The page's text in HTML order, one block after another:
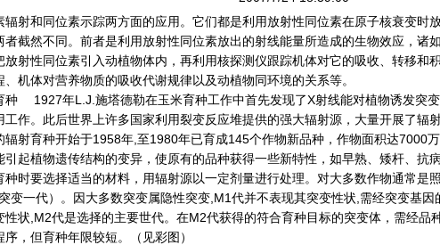
辐射和同位素示踪两方面的应用。它们都是利用放射性同位素在原子核衰变时
者截然不同。前者是利用放射性同位素放出的射线能量所造成的生物效应，诸
放射性同位素引入动植物体内，再利用核探测仪跟踪机体对它的吸收、转移和
、机体对营养物质的吸收代谢规律以及动植物同环境的关系等。
1927年L.J.施塔德勒在玉米育种工作中首先发现了X射线能对植物诱发突变
工作。此后世界上许多国家利用裂变反应堆提供的强大辐射源，大量开展了辐射
育种开始于1958年,至1980年已育成145个作物新品种，作物面积达7000万
植物遗传结构的变异，使原有的品种获得一些新特性，如早熟、矮杆、抗
种时要选择适当的材料，用辐射源以一定剂量进行处理。对大多数作物通常是
变一代）。因大多数突变属隐性突变,M1代并不表现其突变性状,需经突变基因
性状,M2代是选择的主要世代。在M2代获得的符合育种目标的突变体，需经品
序，但育种年限较短。（见彩图）